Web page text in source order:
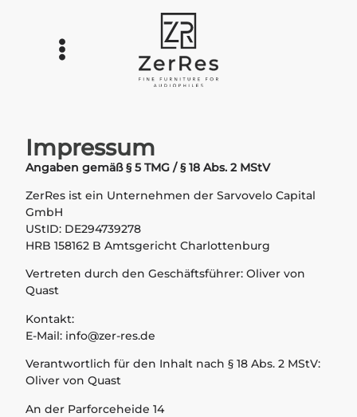
Impressum
Angaben gemäß § 5 TMG / § 18 Abs. 2 MStV
ZerRes ist ein Unternehmen der Sarvovelo Capital
GmbH
UStID: DE294739278
HRB 158162 B Amtsgericht Charlottenburg
Vertreten durch den Geschäftsführer: Oliver von
Quast
Kontakt:
E-Mail: info@zer-res.de
Verantwortlich für den Inhalt nach § 18 Abs. 2 MStV:
Oliver von Quast
An der Parforceheide 14